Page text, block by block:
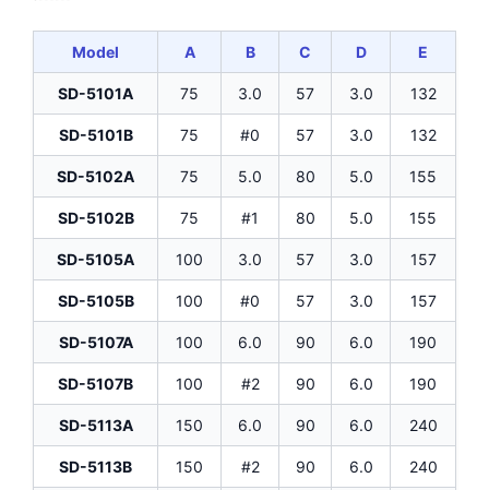
Model A B C D E
SD-5101A 75 3.0 57 3.0 132
SD-5101B 75 #0 57 3.0 132
SD-5102A 75 5.0 80 5.0 155
SD-5102B 75 #1 80 5.0 155
SD-5105A 100 3.0 57 3.0 157
SD-5105B 100 #0 57 3.0 157
SD-5107A 100 6.0 90 6.0 190
SD-5107B 100 #2 90 6.0 190
SD-5113A 150 6.0 90 6.0 240
SD-5113B 150 #2 90 6.0 240